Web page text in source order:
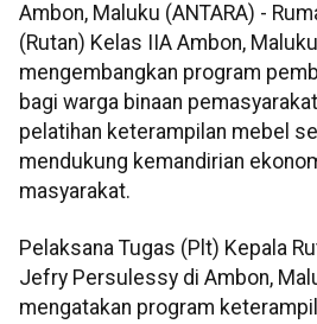
Ambon, Maluku (ANTARA) -
(Rutan) Kelas IIA Ambon,
mengembangkan program
bagi warga binaan
pelatihan keterampilan mebel
mendukung kemandirian
masyarakat.
Pelaksana Tugas (Plt) Kepala
Jefry Persulessy di Ambon,
mengatakan program